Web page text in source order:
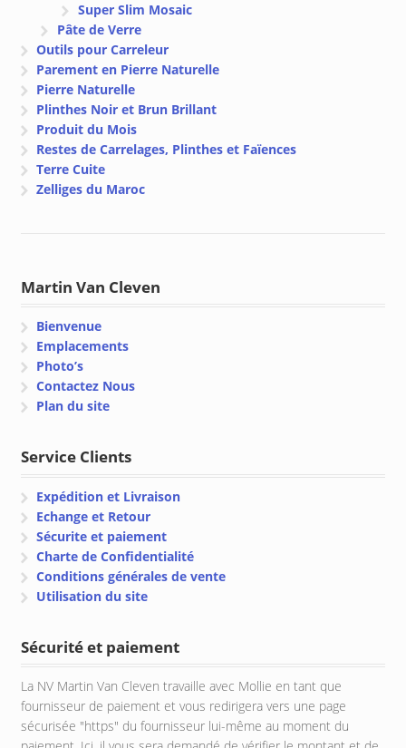
Super Slim Mosaic
Pâte de Verre
Outils pour Carreleur
Parement en Pierre Naturelle
Pierre Naturelle
Plinthes Noir et Brun Brillant
Produit du Mois
Restes de Carrelages, Plinthes et Faïences
Terre Cuite
Zelliges du Maroc
Martin Van Cleven
Bienvenue
Emplacements
Photo’s
Contactez Nous
Plan du site
Service Clients
Expédition et Livraison
Echange et Retour
Sécurite et paiement
Charte de Confidentialité
Conditions générales de vente
Utilisation du site
Sécurité et paiement
La NV Martin Van Cleven travaille avec Mollie en tant que
fournisseur de paiement et vous redirigera vers une page
sécurisée "https" du fournisseur lui-même au moment du